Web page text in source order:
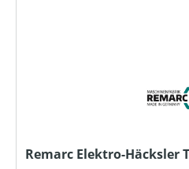
Remarc Elektro-Häcksler